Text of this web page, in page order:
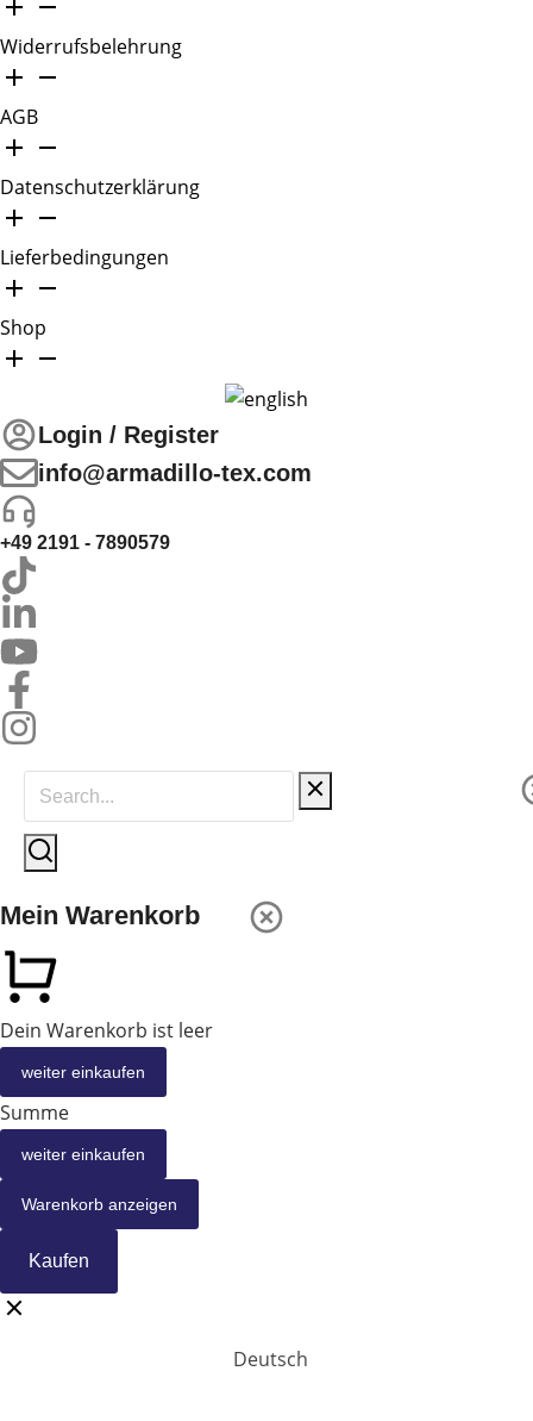
Widerrufsbelehrung
AGB
Datenschutzerklärung
Lieferbedingungen
Shop
Login / Register
info@armadillo-tex.com
+49 2191 - 7890579
Mein Warenkorb
Dein Warenkorb ist leer
weiter einkaufen
Summe
weiter einkaufen
Warenkorb anzeigen
Kaufen
Deutsch